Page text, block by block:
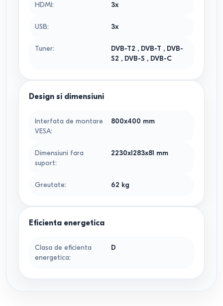
HDMI: 3x
USB: 3x
Tuner: DVB-T2 , DVB-T , DVB-
S2 , DVB-S , DVB-C
Design si dimensiuni
Interfata de montare
VESA:
800x400 mm
Dimensiuni fara
suport:
2230x1283x81 mm
Greutate: 62 kg
Eficienta energetica
Clasa de eficienta
energetica:
D